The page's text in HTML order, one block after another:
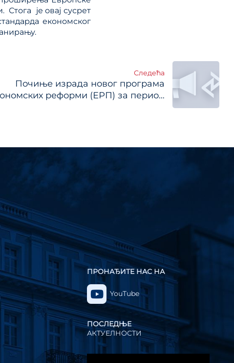
Стога је овај сусрет
економског
Следећа
Почиње израда новог програма
реформи (ЕРП) за период
ПРОНАЂИТЕ НАС НА
YouTube
ПОСЛЕДЊЕ
АКТУЕЛНОСТИ
Прегледач